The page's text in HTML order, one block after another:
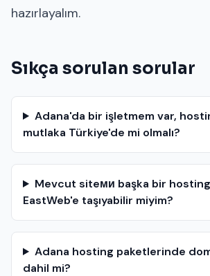
hazırlayalım.
Sıkça sorulan sorular
Adana'da bir işletmem var,
mutlaka Türkiye'de mi olmalı?
Mevcut siteми başka bir
EastWeb'e taşıyabilir miyim?
Adana hosting paketlerinde
dahil mi?